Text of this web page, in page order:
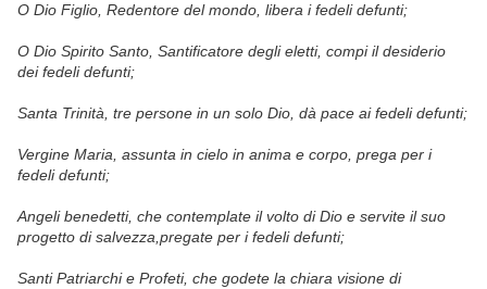
O Dio Figlio, Redentore del mondo, libera i fedeli defunti;
O Dio Spirito Santo, Santificatore degli eletti, compi il desiderio
dei fedeli defunti;
Santa Trinità, tre persone in un solo Dio, dà pace ai fedeli defunti;
Vergine Maria, assunta in cielo in anima e corpo, prega per i
fedeli defunti;
Angeli benedetti, che contemplate il volto di Dio e servite il suo
progetto di salvezza, pregate per i fedeli defunti;
Santi Patriarchi e Profeti, che godete la chiara visione di